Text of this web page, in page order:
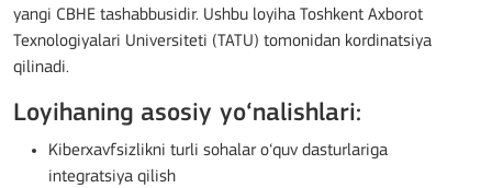
yangi CBHE tashabbusidir. Ushbu loyiha Toshkent Axborot
Texnologiyalari Universiteti (TATU) tomonidan kordinatsiya
qilinadi.
Loyihaning asosiy yo‘nalishlari:
Kiberxavfsizlikni turli sohalar o‘quv dasturlariga
integratsiya qilish